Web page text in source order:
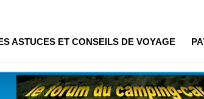
ASTUCES ET CONSEILS DE VOYAGE